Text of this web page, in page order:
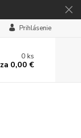
Prihlásenie
0ks
za 0,00 €